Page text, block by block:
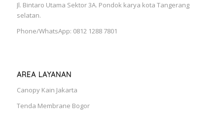
Jl. Bintaro Utama Sektor 3A. Pondok karya kota Tangerang
selatan.
Phone/WhatsApp: 0812 1288 7801
AREA LAYANAN
Canopy Kain Jakarta
Tenda Membrane Bogor